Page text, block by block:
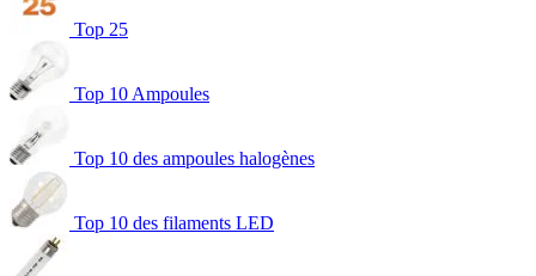
Top 25
Top 10 Ampoules
Top 10 des ampoules halogènes
Top 10 des filaments LED